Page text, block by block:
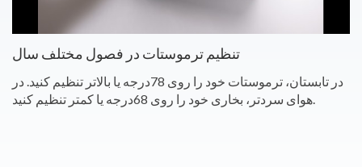
تنظیم ترموستات در فصول مختلف سال
در تابستان، ترموستات خود را روی 78درجه یا بالاتر تنظیم کنید. در
هوای سردتر، بخاری خود را روی 68درجه یا کمتر تنظیم کنید.